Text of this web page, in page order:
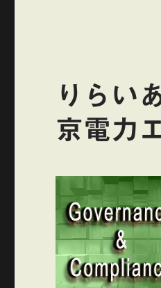
りらい
京電力